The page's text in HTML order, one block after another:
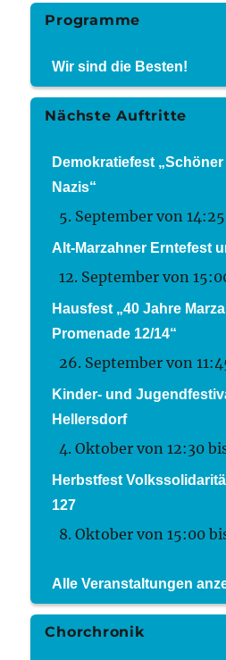
Programme
Wir sind die Besten!
Nächste Auftritte
Demokratiefest
Nazis“
5. September von 14:25
Alt-Marzahner Erntefest
12. September von
Hausfest „40 Jahre
Promenade 12/14“
26. September von
Kinder- und
Hellersdorf
4. Oktober von 12:30
Herbstfest
127
8. Oktober von 15:00
Alle Veranstaltungen
Chorchronik